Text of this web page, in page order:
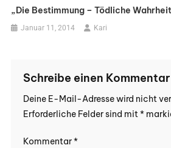
„Die Bestimmung – Tödliche
Januar 11, 2014 Kari
Schreibe einen Kommentar
Deine E-Mail-Adresse wird nicht
Erforderliche Felder sind mit*
Kommentar*